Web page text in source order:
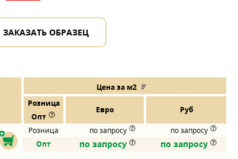
ЗАКАЗАТЬ ОБРАЗЕЦ
Цена за м2
Розница
Евро Руб
Опт
Розница по запросу
по запросу
Опт по запросу по запросу